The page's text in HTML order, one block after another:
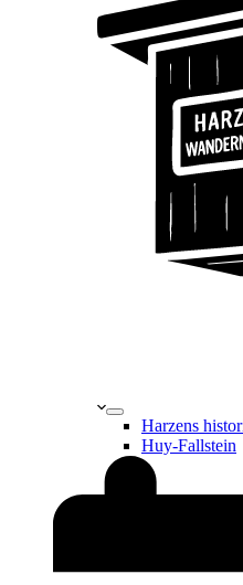
Harzens
Huy-Fallstein